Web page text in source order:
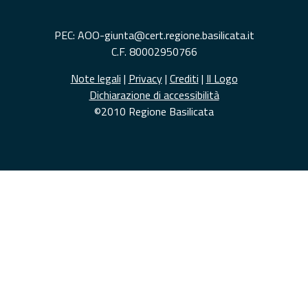
PEC: AOO-giunta@cert.regione.basilicata.it
C.F. 80002950766
Note legali | Privacy| Crediti | Il Logo
Dichiarazione di accessibilità
©2010 Regione Basilicata